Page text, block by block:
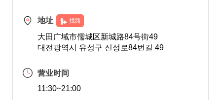
地址 找路
大田广域市儒城区新城路84号街49
대전광역시 유성구 신성로84번길 49
营业时间
11:30~21:00